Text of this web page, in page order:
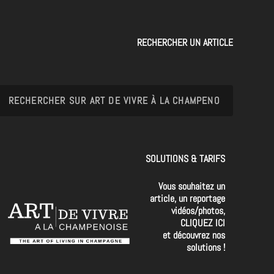
RECHERCHER UN ARTICLE
SOLUTIONS & TARIFS
Vous souhaitez un
article, un reportage
vidéos/photos,
CLIQUEZ ICI
et découvrez nos
solutions !